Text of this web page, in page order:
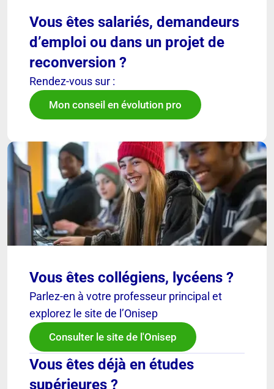
Vous êtes salariés, demandeurs
d’emploi ou dans un projet de
reconversion ?
Rendez-vous sur :
Mon conseil en évolution pro
Vous êtes collégiens, lycéens ?
Parlez-en à votre professeur principal et
explorez le site de l’Onisep
Consulter le site de l'Onisep
Vous êtes déjà en études
supérieures ?